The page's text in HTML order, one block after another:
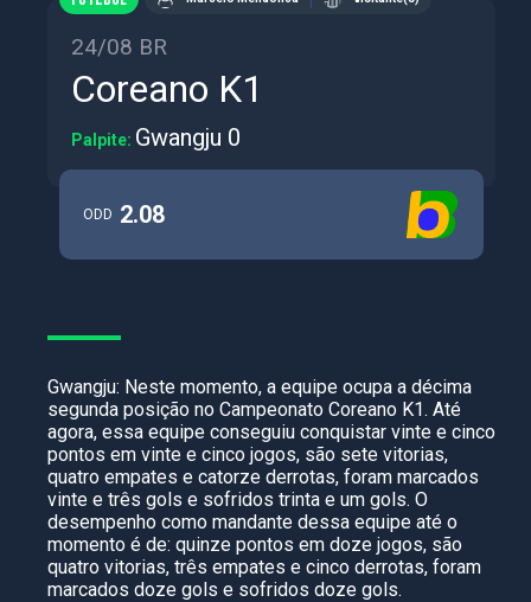
24/08 BR
Coreano K1
Palpite: Gwangju 0
ODD 2.08
Gwangju: Neste momento, a equipe ocupa a décima
segunda posição no Campeonato Coreano K1. Até
agora, essa equipe conseguiu conquistar vinte e cinco
pontos em vinte e cinco jogos, são sete vitorias,
quatro empates e catorze derrotas, foram marcados
vinte e três gols e sofridos trinta e um gols. O
desempenho como mandante dessa equipe até o
momento é de: quinze pontos em doze jogos, são
quatro vitorias, três empates e cinco derrotas, foram
marcados doze gols e sofridos doze gols.